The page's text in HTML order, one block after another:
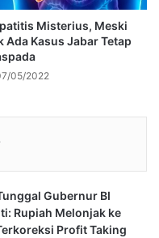
Misterius, Meski
Ada Kasus Jabar Tetap
05/2022
Gubernur BI
Rupiah Melonjak ke
Profit Taking